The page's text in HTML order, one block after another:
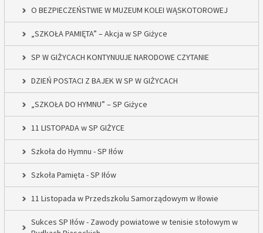
O BEZPIECZEŃSTWIE W MUZEUM KOLEI WĄSKOTOROWEJ
„SZKOŁA PAMIĘTA” – Akcja w SP Giżyce
SP W GIŻYCACH KONTYNUUJE NARODOWE CZYTANIE
DZIEŃ POSTACI Z BAJEK W SP W GIŻYCACH
„SZKOŁA DO HYMNU” – SP Giżyce
11 LISTOPADA w SP GIŻYCE
Szkoła do Hymnu - SP Iłów
Szkoła Pamięta - SP Iłów
11 Listopada w Przedszkolu Samorządowym w Iłowie
Sukces SP Iłów - Zawody powiatowe w tenisie stołowym w